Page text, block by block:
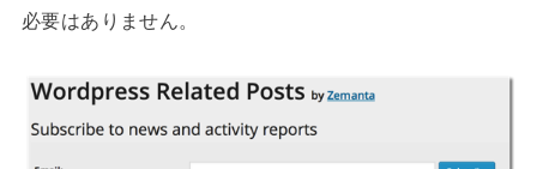
必要はありません。